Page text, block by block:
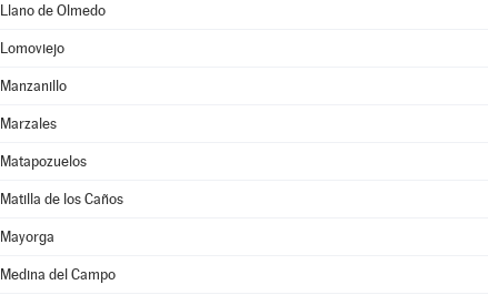
Llano de Olmedo
Lomoviejo
Manzanillo
Marzales
Matapozuelos
Matilla de los Caños
Mayorga
Medina del Campo